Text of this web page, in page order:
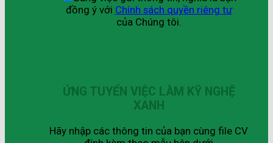
đồng ý với Chính sách quyền riêng tư
của Chúng tôi.
ỨNG TUYỂN VIỆC LÀM KỸ NGHỆ
XANH
Hãy nhập các thông tin của bạn cùng file CV